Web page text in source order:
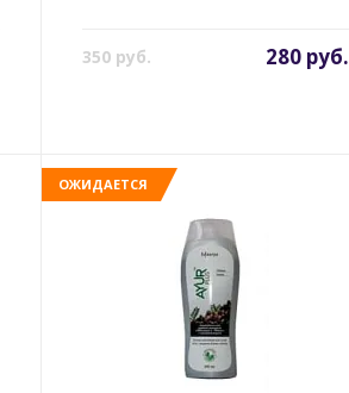
350 руб. 280 руб.
ОЖИДАЕТСЯ